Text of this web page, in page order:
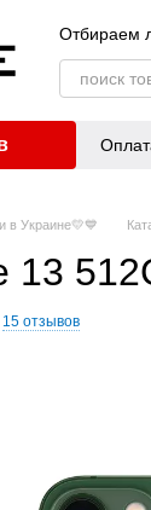
Отбираем
в Украине💛💙
13
15 отзывов